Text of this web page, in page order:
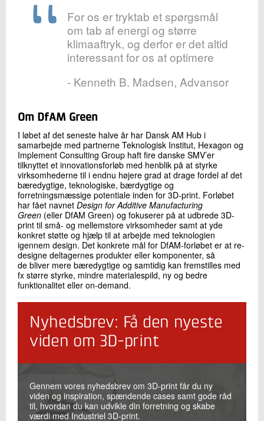
For os er tryktab et spørgsmål
om tab af energi og større
klimaaftryk, og derfor er det altid
interessant for os at optimere
- Kenneth B. Madsen, Advansor
Om DfAM Green
I løbet af det seneste halve år har Dansk AM Hub i
samarbejde med partnerne Teknologisk Institut, Hexagon og
Implement Consulting Group haft fire danske SMV’er
tilknyttet et innovationsforløb med henblik på at styrke
virksomhederne til i endnu højere grad at drage fordel af det
bæredygtige, teknologiske, bærdygtige og
forretningsmæssige potentiale inden for 3D-print. Forløbet
har fået navnet Design for Additive Manufacturing
Green (eller DfAM Green) og fokuserer på at udbrede 3D-
print til små- og mellemstore virksomheder samt at yde
konkret støtte og hjælp til at arbejde med teknologien
igennem design. Det konkrete mål for DfAM-forløbet er at re-
designe deltagernes produkter eller komponenter, så
de bliver mere bæredygtige og samtidig kan fremstilles med
fx større styrke, mindre materialespild, ny og bedre
funktionalitet eller on-demand.
Nyhedsbrev: Få den nyeste
viden om 3D-print
Gennem vores nyhedsbrev om 3D-print får du ny
viden og inspiration, spændende cases samt gode råd
til, hvordan du kan udvikle din forretning og skabe
værdi med Industriel 3D-print.